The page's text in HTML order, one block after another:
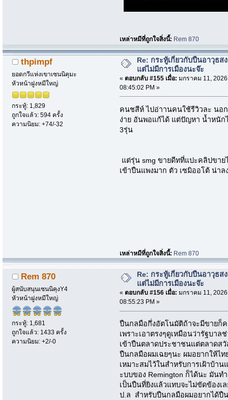
เหล่าหมีที่ถูกใจสิ่งนี้: Rem 870
thpimpf
ยอดกวีแห่งเขาเซนนิคุมะ
หัวหน้าฝูงหมีใหญ่
กระทู้: 1,829
ถูกใจแล้ว: 594 ครั้ง
ความนิยม: +74/-32
Re: กระทู้เกี่ยวกับปืนอาวุธส
แต่ไม่มีการเมืองนะจ๊ะ
« ตอบกลับ #155 เมื่อ: มกราคม 11,
08:45:02 PM »
คนชสีห์ ไปอ่าานคนใช้รีวิวละ นอ
ง่าย อันพอแก้ได้ แต่ปัญหา น้ำหนัก
3รุ่น
แต่รุ่น smg ขายดีทที่แปะคลิปขาย
เข้าปืนแพงมาก ตัว เซมิออโต้ น่า
เหล่าหมีที่ถูกใจสิ่งนี้: Rem 870
Rem 870
ผู้สนับสนุนเซนนิคุงY4
หัวหน้าฝูงหมีใหญ่
กระทู้: 1,681
ถูกใจแล้ว: 1433 ครั้ง
ความนิยม: +2/-0
Re: กระทู้เกี่ยวกับปืนอาวุธส
แต่ไม่มีการเมืองนะจ๊ะ
« ตอบกลับ #156 เมื่อ: มกราคม 11,
08:55:23 PM »
ปืนกลมือกึ่งอัตโนมัติถ้าจะมีขายก็
เพราะเอาตรงๆดูเหมือนว่ารัฐบา
เข้าปืนตลาดประชาชนแต่ตลาดส
ปืนกลมือผมเฉยๆนะ ผมอยากให้ไ
เหมาะสมไว้ในสำหรับการเฝ้าบ้า
ะบบของ Remington ก็ได้นะ มันท
เป็นปืนที่ยิงแล้วแทบจะไม่ขัดข้องเ
ป.ล สำหรับปืนกลมือผมอยากได้ปื